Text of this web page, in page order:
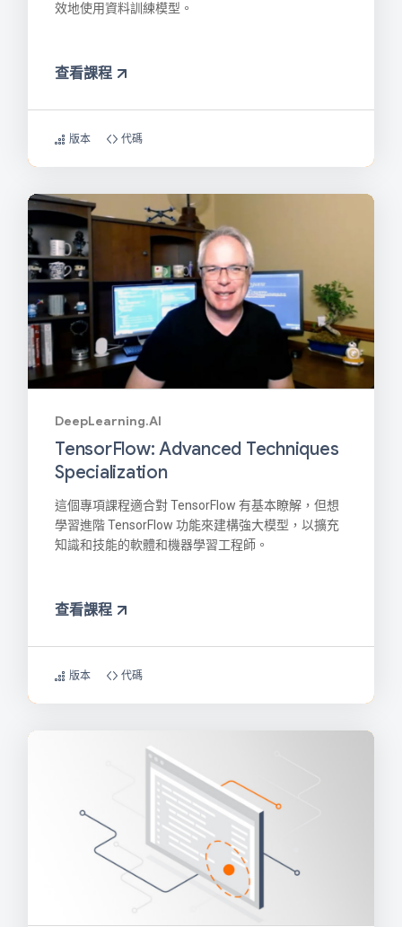
效地使用資料訓練模型。
查看課程
版本 代碼
DeepLearning.AI
TensorFlow: Advanced Techniques
Specialization
這個專項課程適合對 TensorFlow 有基本瞭解，但想
學習進階 TensorFlow 功能來建構強大模型，以擴充
知識和技能的軟體和機器學習工程師。
查看課程
版本 代碼